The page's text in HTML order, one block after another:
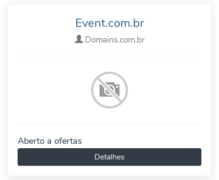
Event.com.br
Domains.com.br
Aberto a ofertas
Detalhes